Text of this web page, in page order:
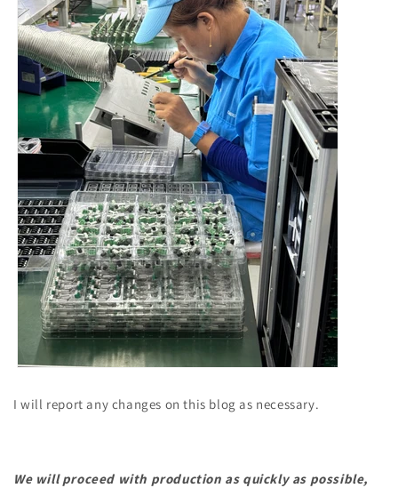
I will report any changes on this blog as necessary.
We will proceed with production as quickly as possible,